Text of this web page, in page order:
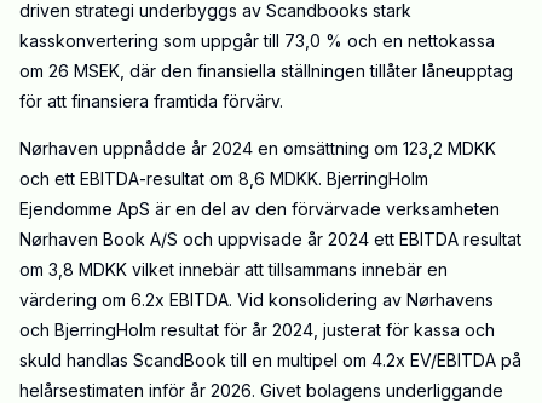
driven strategi underbyggs av Scandbooks stark
kasskonvertering som uppgår till 73,0 % och en nettokassa
om 26 MSEK, där den finansiella ställningen tillåter låneupptag
för att finansiera framtida förvärv.
Nørhaven uppnådde år 2024 en omsättning om 123,2 MDKK
och ett EBITDA-resultat om 8,6 MDKK. BjerringHolm
Ejendomme ApS är en del av den förvärvade verksamheten
Nørhaven Book A/S och uppvisade år 2024 ett EBITDA resultat
om 3,8 MDKK vilket innebär att tillsammans innebär en
värdering om 6.2x EBITDA. Vid konsolidering av Nørhavens
och BjerringHolm resultat för år 2024, justerat för kassa och
skuld handlas ScandBook till en multipel om 4.2x EV/EBITDA på
helårsestimaten inför år 2026. Givet bolagens underliggande